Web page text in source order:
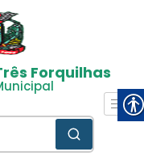
Forquilhas